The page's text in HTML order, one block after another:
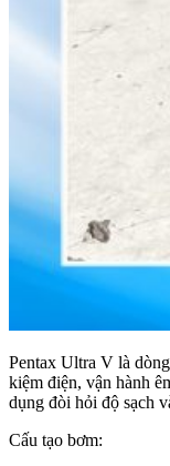
Pentax Ultra V là
kiệm điện, vận hành
dụng đòi hỏi độ sạch
Cấu tạo bơm: